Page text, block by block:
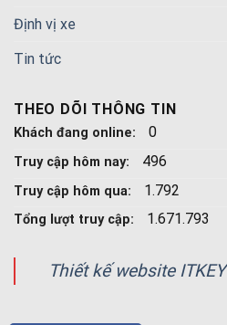
Định vị xe
Tin tức
THEO DÕI THÔNG TIN
Khách đang online: 0
Truy cập hôm nay: 496
Truy cập hôm qua: 1.792
Tổng lượt truy cập: 1.671.793
Thiết kế website ITKEY